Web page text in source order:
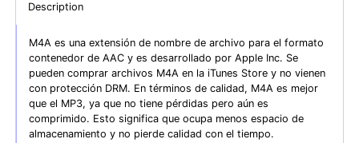
Description
M4A es una extensión de nombre de archivo para el formato
contenedor de AAC y es desarrollado por Apple Inc. Se
pueden comprar archivos M4A en la iTunes Store y no vienen
con protección DRM. En términos de calidad, M4A es mejor
que el MP3, ya que no tiene pérdidas pero aún es
comprimido. Esto significa que ocupa menos espacio de
almacenamiento y no pierde calidad con el tiempo.